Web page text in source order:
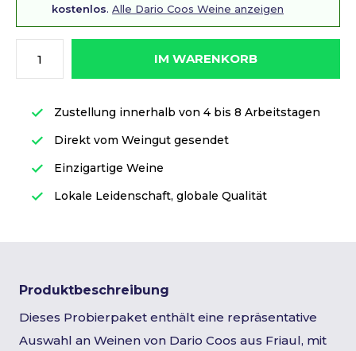
kostenlos. Alle Dario Coos Weine anzeigen
IM WARENKORB
Zustellung innerhalb von 4 bis 8 Arbeitstagen
Direkt vom Weingut gesendet
Einzigartige Weine
Lokale Leidenschaft, globale Qualität
Produktbeschreibung
Dieses Probierpaket enthält eine repräsentative
Auswahl an Weinen von Dario Coos aus Friaul, mit